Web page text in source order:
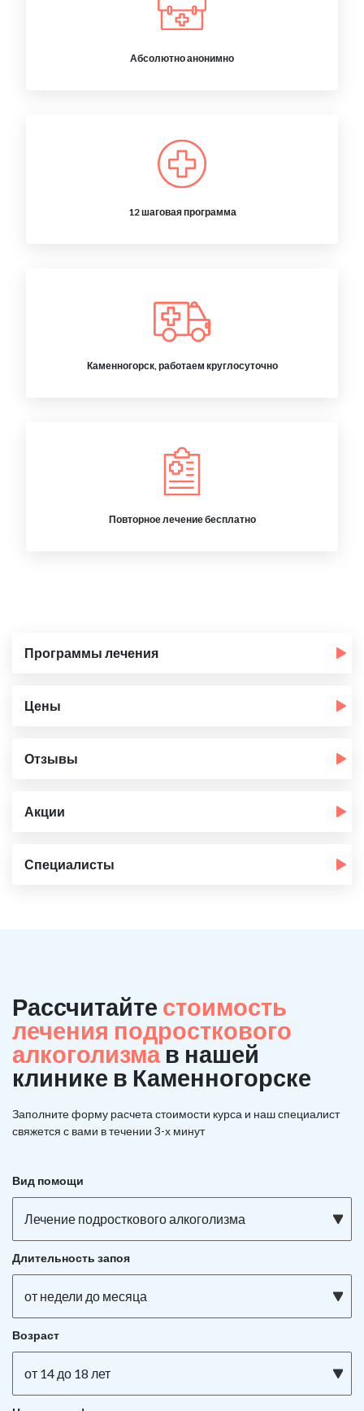
Абсолютно анонимно
12 шаговая программа
Каменногорск, работаем круглосуточно
Повторное лечение бесплатно
Программы лечения
Цены
Отзывы
Акции
Специалисты
Рассчитайте стоимость
лечения подросткового
алкоголизмав нашей
клинике в Каменногорске
Заполните форму расчета стоимости курса и наш специалист
свяжется с вами в течении 3-х минут
Вид помощи
Лечение подросткового алкоголизма
Длительность запоя
от недели до месяца
Возраст
от 14 до 18 лет